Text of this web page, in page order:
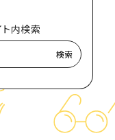
ト内検索
検索